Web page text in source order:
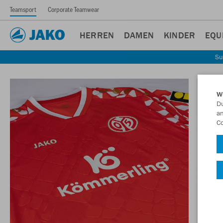
Teamsport Corporate Teamwear
HERREN DAMEN KINDER